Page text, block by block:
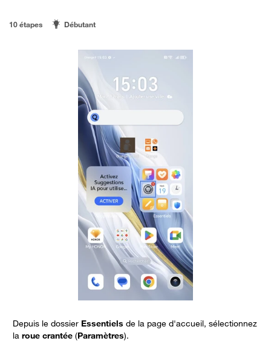
10 étapes Débutant
Depuis le dossier Essentiels de la page d'accueil, sélectionnez
la roue crantée (Paramètres).